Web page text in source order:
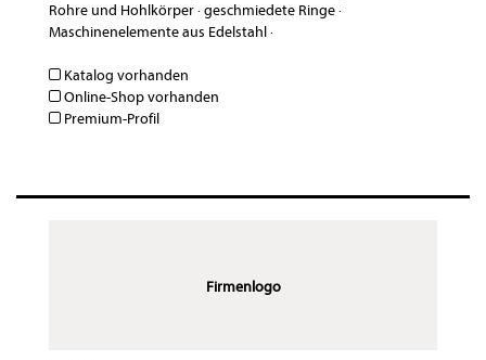
Rohre und Hohlkörper·geschmiedete Ringe·
Maschinenelemente aus Edelstahl·
Katalog vorhanden
Online-Shop vorhanden
Premium-Profil
Firmenlogo